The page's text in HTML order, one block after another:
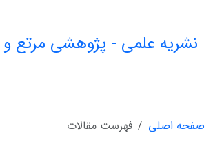
نشریه علمی - پژوهشی مرتع و
صفحه اصلی
فهرست مقالات